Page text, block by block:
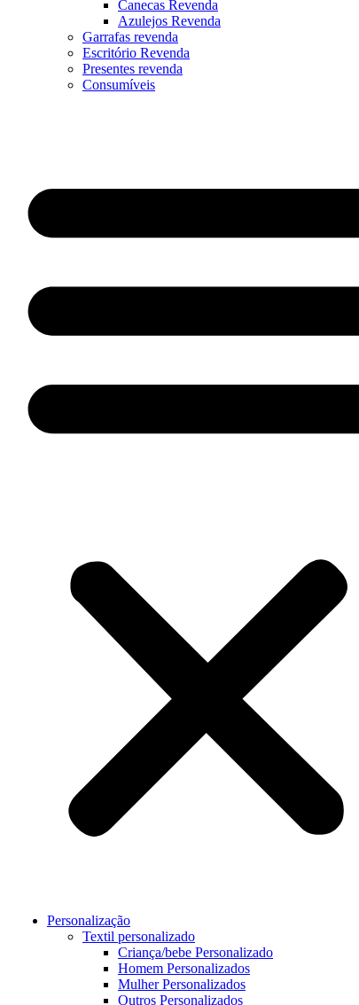
Canecas Revenda
Azulejos Revenda
Garrafas revenda
Escritório Revenda
Presentes revenda
Consumíveis
Personalização
Textil personalizado
Criança/bebe Personalizado
Homem Personalizados
Mulher Personalizados
Outros Personalizados